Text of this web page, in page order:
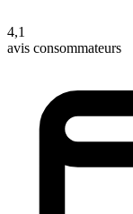
4,1
avis consommateurs